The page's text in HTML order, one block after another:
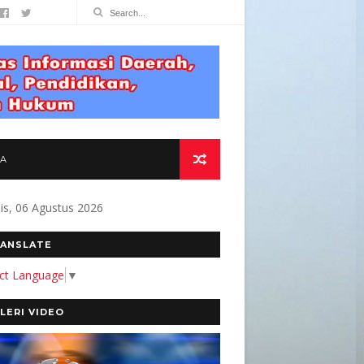
" Alamat Redaksi Jl.
06 Agustus 2026
Language ▼
VIDEO